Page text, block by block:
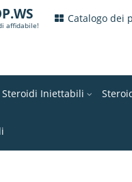
affidabile!
Catalogo dei
Steroidi Iniettabili